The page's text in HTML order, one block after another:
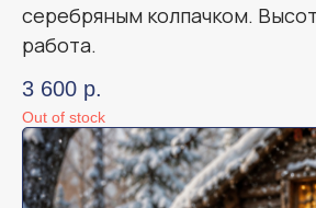
серебряным колпачком.
работа.
3 600 р.
Out of stock